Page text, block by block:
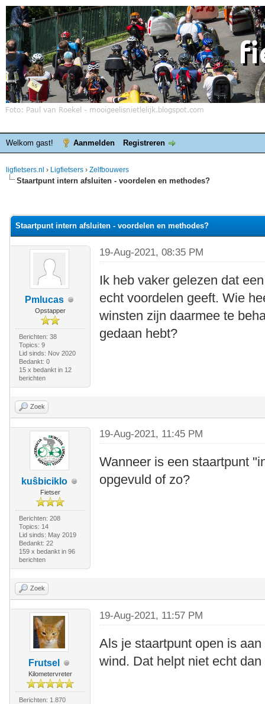
Welkom gast! Aanmelden Registreren
ligfietsers.nl › Ligfietsers › Zelfbouwers
Staartpunt intern afsluiten - voordelen en methodes?
Staartpunt intern afsluiten - voordelen en methodes?
Pmlucas
Opstapper
Berichten: 38
Topics: 9
Lid sinds: Nov 2020
Bedankt: 0
15 x bedankt in 12
berichten
19-Aug-2021, 08:35 PM
Ik heb vaker gelezen dat
echt voordelen geeft. Wie
winsten zijn daarmee te
gedaan hebt?
Zoek
kuŝbiciklo
Fietser
Berichten: 208
Topics: 14
Lid sinds: May 2019
Bedankt: 22
159 x bedankt in 96
berichten
19-Aug-2021, 11:45 PM
Wanneer is een staartpunt
opgevuld of zo?
Zoek
Frutsel
Kilometervreter
Berichten: 1.870
19-Aug-2021, 11:57 PM
Als je staartpunt open is
wind. Dat helpt niet echt dan